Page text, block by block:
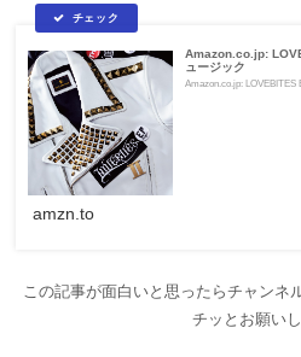
Amazon.co.jp:
ュージック
Amazon.co.jp: LOVEBITES
amzn.to
この記事が面白いと思ったらチャンネ
チッとお願い